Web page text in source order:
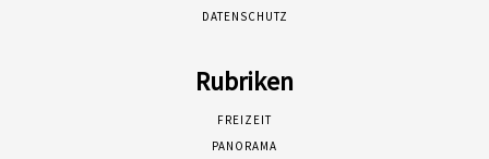
DATENSCHUTZ
Rubriken
FREIZEIT
PANORAMA